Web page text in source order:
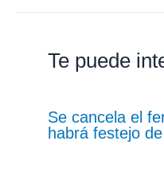
Te puede
Se cancela el
habrá festejo